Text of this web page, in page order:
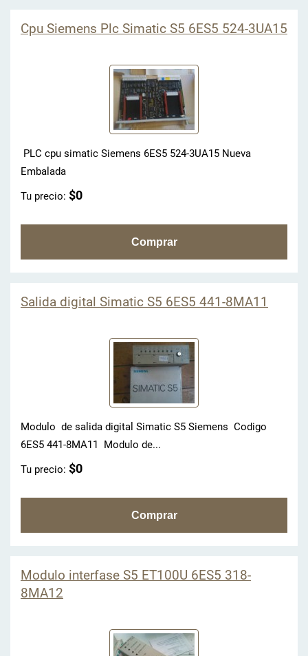
Cpu Siemens Plc Simatic S5 6ES5 524-3UA15
PLC cpu simatic Siemens 6ES5 524-3UA15 Nueva
Embalada
Tu precio: $0
Salida digital Simatic S5 6ES5 441-8MA11
Modulo de salida digital Simatic S5 Siemens Codigo
6ES5 441-8MA11 Modulo de...
Tu precio: $0
Modulo interfase S5 ET100U 6ES5 318-
8MA12